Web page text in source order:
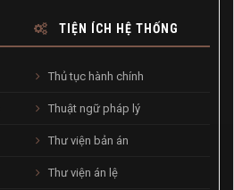
TIỆN ÍCH HỆ THỐNG
Thủ tục hành chính
Thuật ngữ pháp lý
Thư viện bản án
Thư viện án lệ